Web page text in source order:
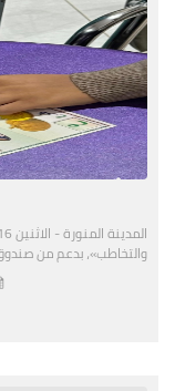
والتخاطب»، بدعم من
02-